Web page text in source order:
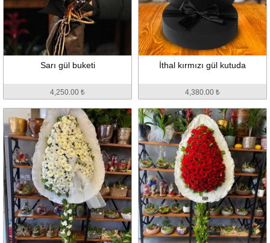
Sarı gül buketi
4,250.00 ₺
İthal kırmızı gül kutuda
4,380.00 ₺